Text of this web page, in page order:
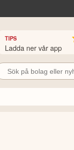
TIPS
Ladda ner vår app